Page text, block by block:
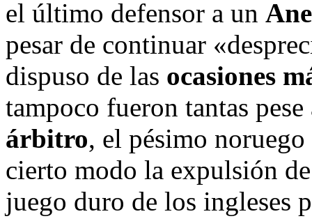
el último defensor a un
pesar de continuar
dispuso de las ocasiones
tampoco fueron tantas
árbitro, el pésimo noruego
cierto modo la expulsión
juego duro de los ingleses